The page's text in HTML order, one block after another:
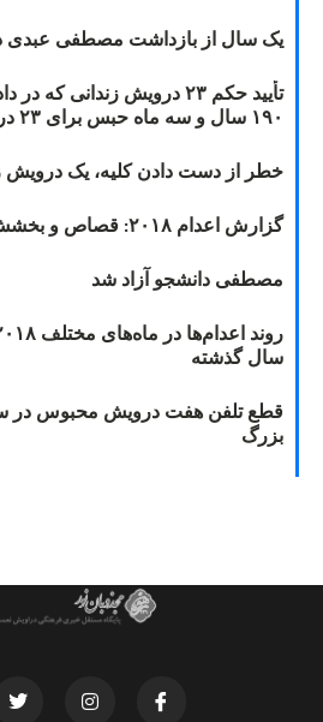
یک سال از بازداشت مصطفی عبدی
تأیید حکم ۲۳ درویش زندانی
۱۹۰ سال و سه ماه حبس برای ۲۳ درویش گنابادی قطعی شد
خطر از دست دادن کلیه، یک درویش
گزارش اعدام ۲۰۱۸: قصاص و بخشش
مصطفی دانشجو آزاد شد
سال گذشته
قطع تلفن هفت درویش محبوس در
بزرگ